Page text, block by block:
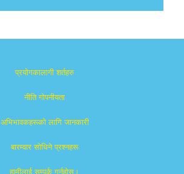
प्रयोगकालागी शर्तहरु
नीति गोपनीयता
अभिभावकहरूको लागि जानकारी
बारम्वार साेधिने प्रश्नहरू
हामीलाई सम्पर्क गर्नुहोस्।